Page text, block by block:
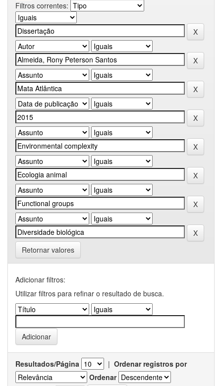
Filtros correntes:
Retornar valores
Adicionar filtros:
Utilizar filtros para refinar o resultado de busca.
Resultados/Página | Ordenar registros por
Ordenar